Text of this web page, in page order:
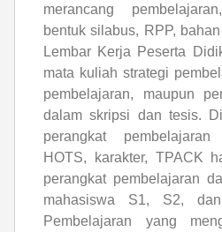
merancang
bentuk silabus, RPP,
Lembar Kerja Peserta
mata kuliah strategi
pembelajaran, maupun
dalam skripsi dan tesis.
perangkat
HOTS, karakter, TPACK
perangkat pembelajaran
mahasiswa S1, S2,
Pembelajaran yang